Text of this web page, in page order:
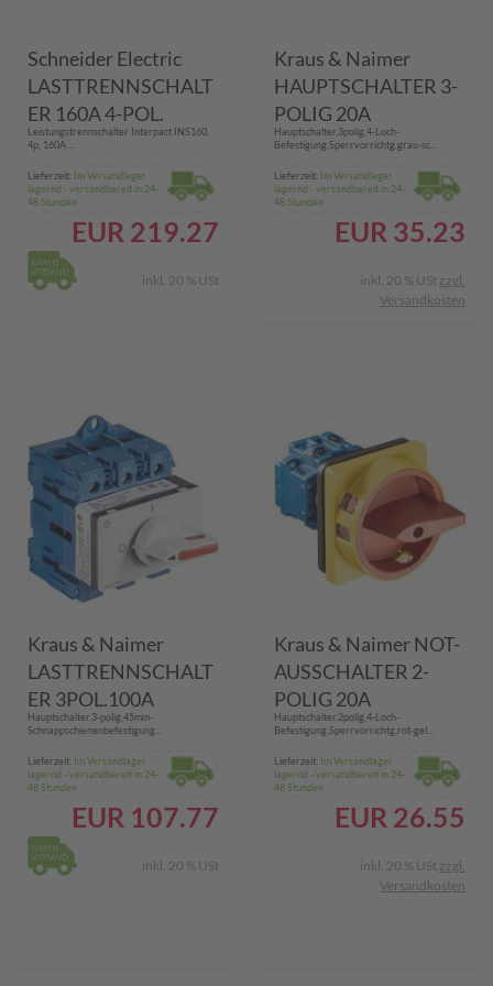
Schneider Electric
LASTTRENNSCHALT
ER 160A 4-POL.
(INS160 INTERPACT)
Leistungstrennschalter Interpact INS160,
4p, 160A....
Lieferzeit: Im Versandlager
lagernd - versandbereit in 24-
48 Stunden
EUR 219.27
inkl. 20 % USt
Kraus & Naimer
HAUPTSCHALTER 3-
POLIG 20A
(KG10B.T103/01.E)
Hauptschalter,3polig,4-Loch-
Befestigung,Sperrvorrichtg.grau-sc...
Lieferzeit: Im Versandlager
lagernd - versandbereit in 24-
48 Stunden
EUR 35.23
inkl. 20 % USt zzgl.
Versandkosten
Kraus & Naimer
LASTTRENNSCHALT
ER 3POL.100A
(KG100.T303/58.VE2)
Hauptschalter,3-polig,45mm-
Schnappschienenbefestigung...
Lieferzeit: Im Versandlager
lagernd - versandbereit in 24-
48 Stunden
EUR 107.77
inkl. 20 % USt
Kraus & Naimer NOT-
AUSSCHALTER 2-
POLIG 20A
(KG10B.T202/01.E)
Hauptschalter,2polig,4-Loch-
Befestigung,Sperrvorrichtg.rot-gel...
Lieferzeit: Im Versandlager
lagernd - versandbereit in 24-
48 Stunden
EUR 26.55
inkl. 20 % USt zzgl.
Versandkosten